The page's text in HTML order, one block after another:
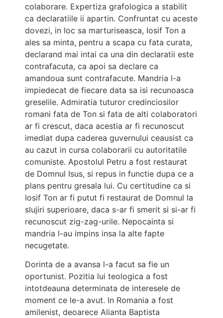
colaborare. Expertiza grafologica a stabilit
ca declaratiile ii apartin. Confruntat cu aceste
dovezi, in loc sa marturiseasca, Iosif Ton a
ales sa minta, pentru a scapa cu fata curata,
declarand mai intai ca una din declaratii este
contrafacuta, ca apoi sa declare ca
amandoua sunt contrafacute. Mandria l-a
impiedecat de fiecare data sa isi recunoasca
greselile. Admiratia tuturor credinciosilor
romani fata de Ton si fata de alti colaboratori
ar fi crescut, daca acestia ar fi recunoscut
imediat dupa caderea guvernului ceausist ca
au cazut in cursa colaborarii cu autoritatile
comuniste. Apostolul Petru a fost restaurat
de Domnul Isus, si repus in functie dupa ce a
plans pentru gresala lui. Cu certitudine ca si
Iosif Ton ar fi putut fi restaurat de Domnul la
slujiri superioare, daca s-ar fi smerit si si-ar fi
recunoscut zig-zag-urile. Nepocainta si
mandria l-au impins insa la alte fapte
necugetate.
Dorinta de a avansa l-a facut sa fie un
oportunist. Pozitia lui teologica a fost
intotdeauna determinata de interesele de
moment ce le-a avut. In Romania a fost
amilenist, deoarece Alianta Baptista